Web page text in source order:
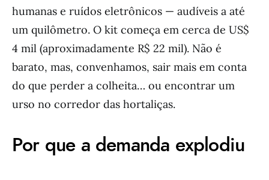
humanas e ruídos eletrônicos — audíveis a até
um quilômetro. O kit começa em cerca de US$
4 mil (aproximadamente R$ 22 mil). Não é
barato, mas, convenhamos, sair mais em conta
do que perder a colheita… ou encontrar um
urso no corredor das hortaliças.
Por que a demanda explodiu